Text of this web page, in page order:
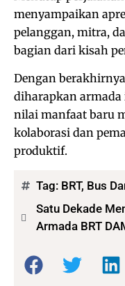
menyampaikan
pelanggan, mitra,
bagian dari kisah
Dengan
diharapkan
nilai manfaat baru
kolaborasi dan
produktif.
Tag: BRT, Bus
Satu Dekade
Armada BRT
Bagikan: